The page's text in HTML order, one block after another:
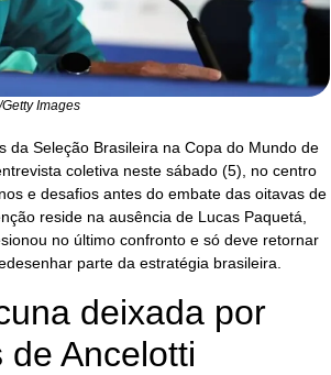
Images
da Seleção Brasileira na Copa do Mundo de
coletiva neste sábado (5), no centro
e desafios antes do embate das oitavas de
reside na ausência de Lucas Paquetá,
no último confronto e só deve retornar
parte da estratégia brasileira.
deixada por
Ancelotti